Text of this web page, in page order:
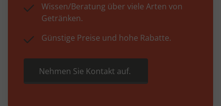
Wissen/Beratung über viele Arten von
Getränken.
Günstige Preise und hohe Rabatte.
Nehmen Sie Kontakt auf.